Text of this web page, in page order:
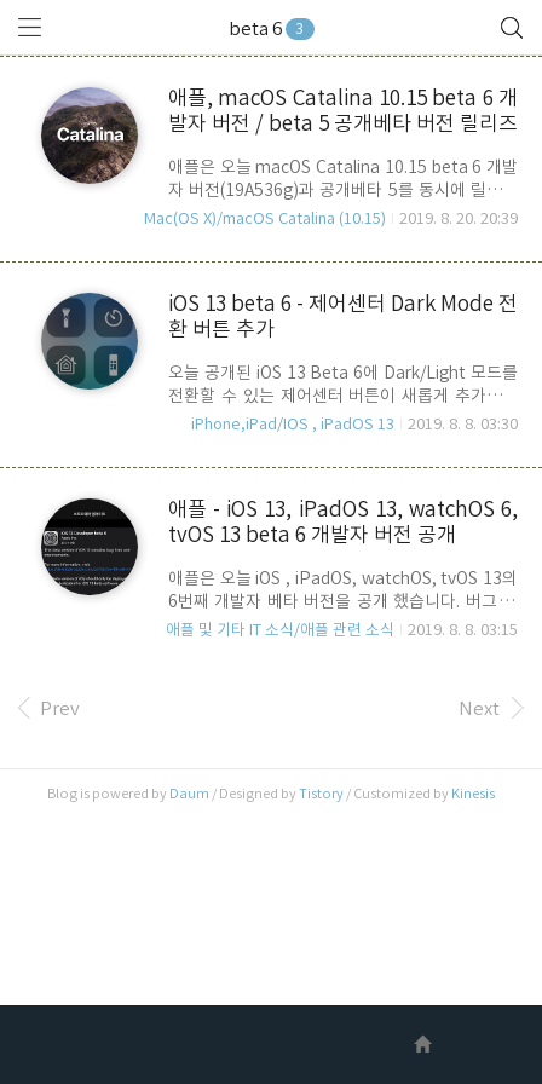
beta 6 3
애플, macOS Catalina 10.15 beta 6 개
발자 버전 / beta 5 공개베타 버전 릴리즈
애플은 오늘 macOS Catalina 10.15 beta 6 개발
자 버전(19A536g)과 공개베타 5를 동시에 릴리즈
했습니다. 사진(Photos)앱의 Clone & Backup
Store에서 발생했던 일부 다운로드/업데이트시 오
이 되었습니다. beta 6 Installer의 용량은 대략
3.6GB이며, mac모델에 따라 용량에 다소 차이가
Mac(OS X)/macOS Catalina (10.15) 2019. 8. 20. 20:39
iOS 13 beta 6 - 제어센터 Dark Mode 전
환 버튼 추가
오늘 공개된 iOS 13 Beta 6에 Dark/Light 모드를
전환할 수 있는 제어센터 버튼이 새롭게 추가되었
습니다.
iPhone,iPad/IOS , iPadOS 13 2019. 8. 8. 03:30
애플 - iOS 13, iPadOS 13, watchOS 6,
tvOS 13 beta 6 개발자 버전 공개
애플은 오늘 iOS , iPadOS, watchOS, tvOS 13의
6번째 개발자 베타 버전을 공개 했습니다. 버그 수
정 및 성능 항상.. Release Note 상으로는 이전
은 OTA를 통해 업데이트 하시면 되며, 공개 베타는
빠르면 내일, 늦어도 이번 주 안으로 공개 될 것으로
애플 및 기타 IT 소식/애플 관련 소식 2019. 8. 8. 03:15
Prev Next
Blog is powered by Daum / Designed byTistory / Customized by Kinesis